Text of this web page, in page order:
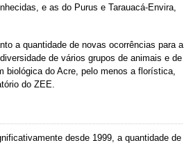
e as do Purus e Tarauacá-Envira,
a quantidade de novas ocorrências para a
de vários grupos de animais e de
biológica do Acre, pelo menos a florística,
do ZEE.
desde 1999, a quantidade de